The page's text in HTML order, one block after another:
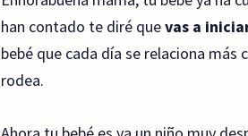
han contado te diré quevas a
bebé que cada día se relaciona más
rodea.